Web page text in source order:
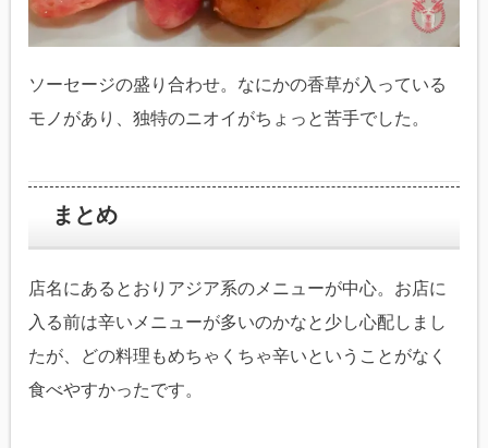
ソーセージの盛り合わせ。なにかの香草が入っている
モノがあり、独特のニオイがちょっと苦手でした。
まとめ
店名にあるとおりアジア系のメニューが中心。お店に
入る前は辛いメニューが多いのかなと少し心配しまし
たが、どの料理もめちゃくちゃ辛いということがなく
食べやすかったです。